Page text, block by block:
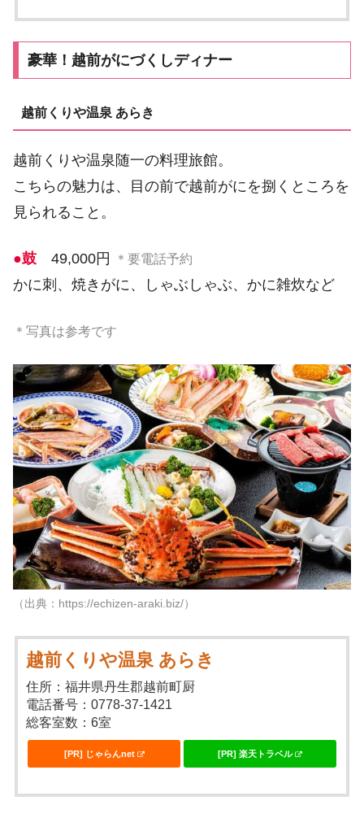
豪華！越前がにづくしディナー
越前くりや温泉 あらき
越前くりや温泉随一の料理旅館。
こちらの魅力は、目の前で越前がにを捌くところを
見られること。
●鼓 49,000円 ＊要電話予約
かに刺、焼きがに、しゃぶしゃぶ、かに雑炊など
＊写真は参考です
（出典：https://echizen-araki.biz/）
越前くりや温泉 あらき
住所：福井県丹生郡越前町厨
電話番号：0778-37-1421
総客室数：6室
[PR] じゃらんnet [PR] 楽天トラベル